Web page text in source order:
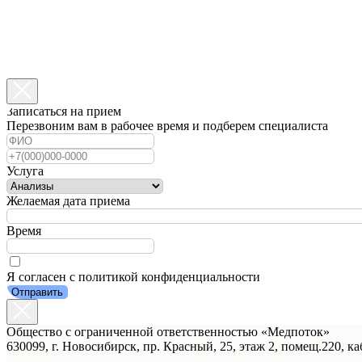
Записаться на прием
Перезвоним вам в рабочее время и подберем специалиста
Услуга
Желаемая дата приема
Время
Я согласен с политикой конфиденциальности
Отправить
Общество с ограниченной ответственностью «Медпоток»
630099, г. Новосибирск, пр. Красный, 25, этаж 2, помещ.220,